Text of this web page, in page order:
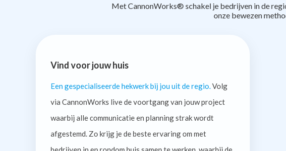
Met CannonWorks® schakel je bedrijven in de
onze bewezen
Vind voor jouw huis
Een gespecialiseerde hekwerk bij jou uit de regio. Volg
via CannonWorks live de voortgang van jouw project
waarbij alle communicatie en planning strak wordt
afgestemd. Zo krijg je de beste ervaring om met